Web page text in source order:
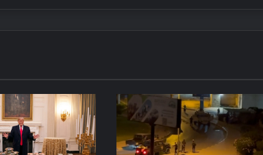
Ryzen vds